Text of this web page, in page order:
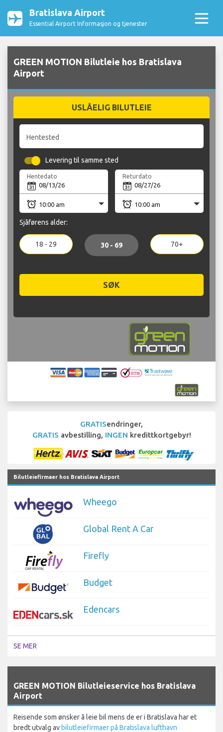
Bratislava Airport
Essential Airport Informasjon og tjenester
GREEN MOTION Bilutleie hos Bratislava
Airport
USLÅELIG BILUTLEIE
Hentested
Levering til samme sted
Hentedato Returdato
Sjåførens alder:
18 - 29 30 - 69 70+
SØK
GRATISendringer,
GRATIS avbestilling, INGEN kredittkortgebyr!
Bilutleiefirmaer hos Bratislava Airport
Wheego
Global Rent A Car
Firefly
Budget
Edencars
SE MER
GREEN MOTION Bilutleieservice hos Bratislava
Airport
Reisende som ønsker å leie bil mens de er i Bratislava har et
bredt utvalg avbilutleiefirmaer på Bratislava lufthavn